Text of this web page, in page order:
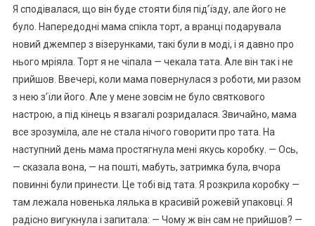
Я сподівалася, що він буде стояти біля під’їзду, але його не
було. Напередодні мама спікла торт, а вранці подарувала
новий джемпер з візерунками, такі були в моді, і я давно про
нього мріяла. Торт я не чіпала — чекала тата. Але він так і не
прийшов. Ввечері, коли мама повернулася з роботи, ми разом
з нею з’їли його. Але у мене зовсім не було святкового
настрою, а під кінець я взагалі розридалася. Звичайно, мама
все зрозуміла, але не стала нічого говорити про тата. На
наступний день мама простягнула мені якусь коробку. — Ось,
— сказала вона, — на пошті, мабуть, затримка була, вчора
повинні були принести. Це тобі від тата. Я розкрила коробку —
там лежала новенька лялька в красивій рожевій упаковці. Я
радісно вигукнула і запитала: — Чому ж він сам не прийшов? —